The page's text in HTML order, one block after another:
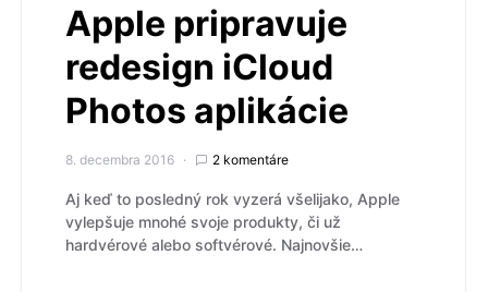
Apple pripravuje
redesign iCloud
Photos aplikácie
8. decembra 2016 2 komentáre
Aj keď to posledný rok vyzerá všelijako, Apple
vylepšuje mnohé svoje produkty, či už
hardvérové alebo softvérové. Najnovšie…